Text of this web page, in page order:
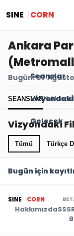
SINE CORN
Seanslar
Gelecek
Ankara
Bugün: 07
SEANSLARHakkında
Vizyondaki
Tümü Türkçe
Bugün için
SINE CORN
HakkımızdaSSS